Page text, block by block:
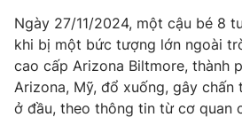
Câu chuyện quốc tế
Tài chính
Thị trường
Góc doanh nghiệp
Dữ liệu và đời sống
Truyền hình
Ngày 27/11/2024, một cậu bé 8
khi bị một bức tượng lớn ngoài
cao cấp Arizona Biltmore, thành
Arizona, Mỹ, đổ xuống, gây chấn
ở đầu, theo thông tin từ cơ quan